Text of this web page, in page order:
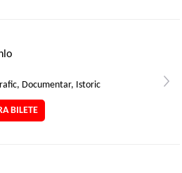
Documentar, Istoric
BILETE